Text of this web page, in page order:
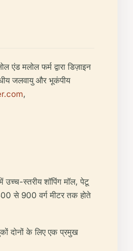
मलोल फर्म द्वारा डिज़ाइन
जलवायु और भूकंपीय
,
उच्च-स्तरीय शॉपिंग मॉल, पेटू
से 900 वर्ग मीटर तक होते
दोनों के लिए एक प्रमुख